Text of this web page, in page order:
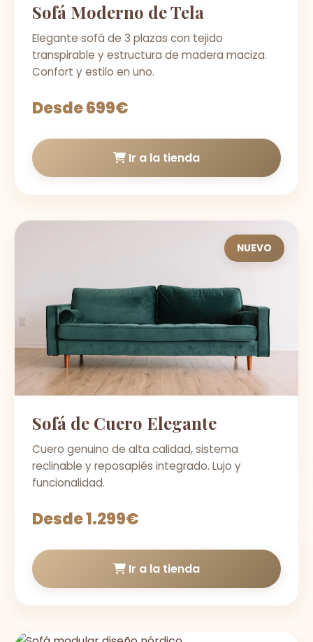
Sofá Moderno de Tela
Elegante sofá de 3 plazas con tejido
transpirable y estructura de madera maciza.
Confort y estilo en uno.
Desde 699€
Ir a la tienda
NUEVO
Sofá de Cuero Elegante
Cuero genuino de alta calidad, sistema
reclinable y reposapiés integrado. Lujo y
funcionalidad.
Desde 1.299€
Ir a la tienda